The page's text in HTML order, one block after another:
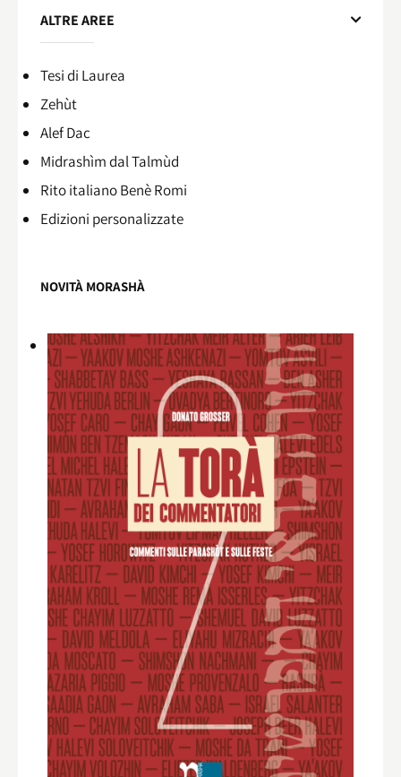
ALTRE AREE
Tesi di Laurea
Zehùt
Alef Dac
Midrashìm dal Talmùd
Rito italiano Benè Romi​
Edizioni personalizzate
NOVITÀ MORASHÀ